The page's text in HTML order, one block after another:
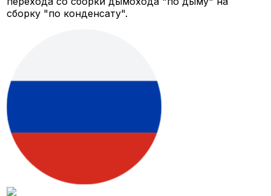
сборку "по конденсату".